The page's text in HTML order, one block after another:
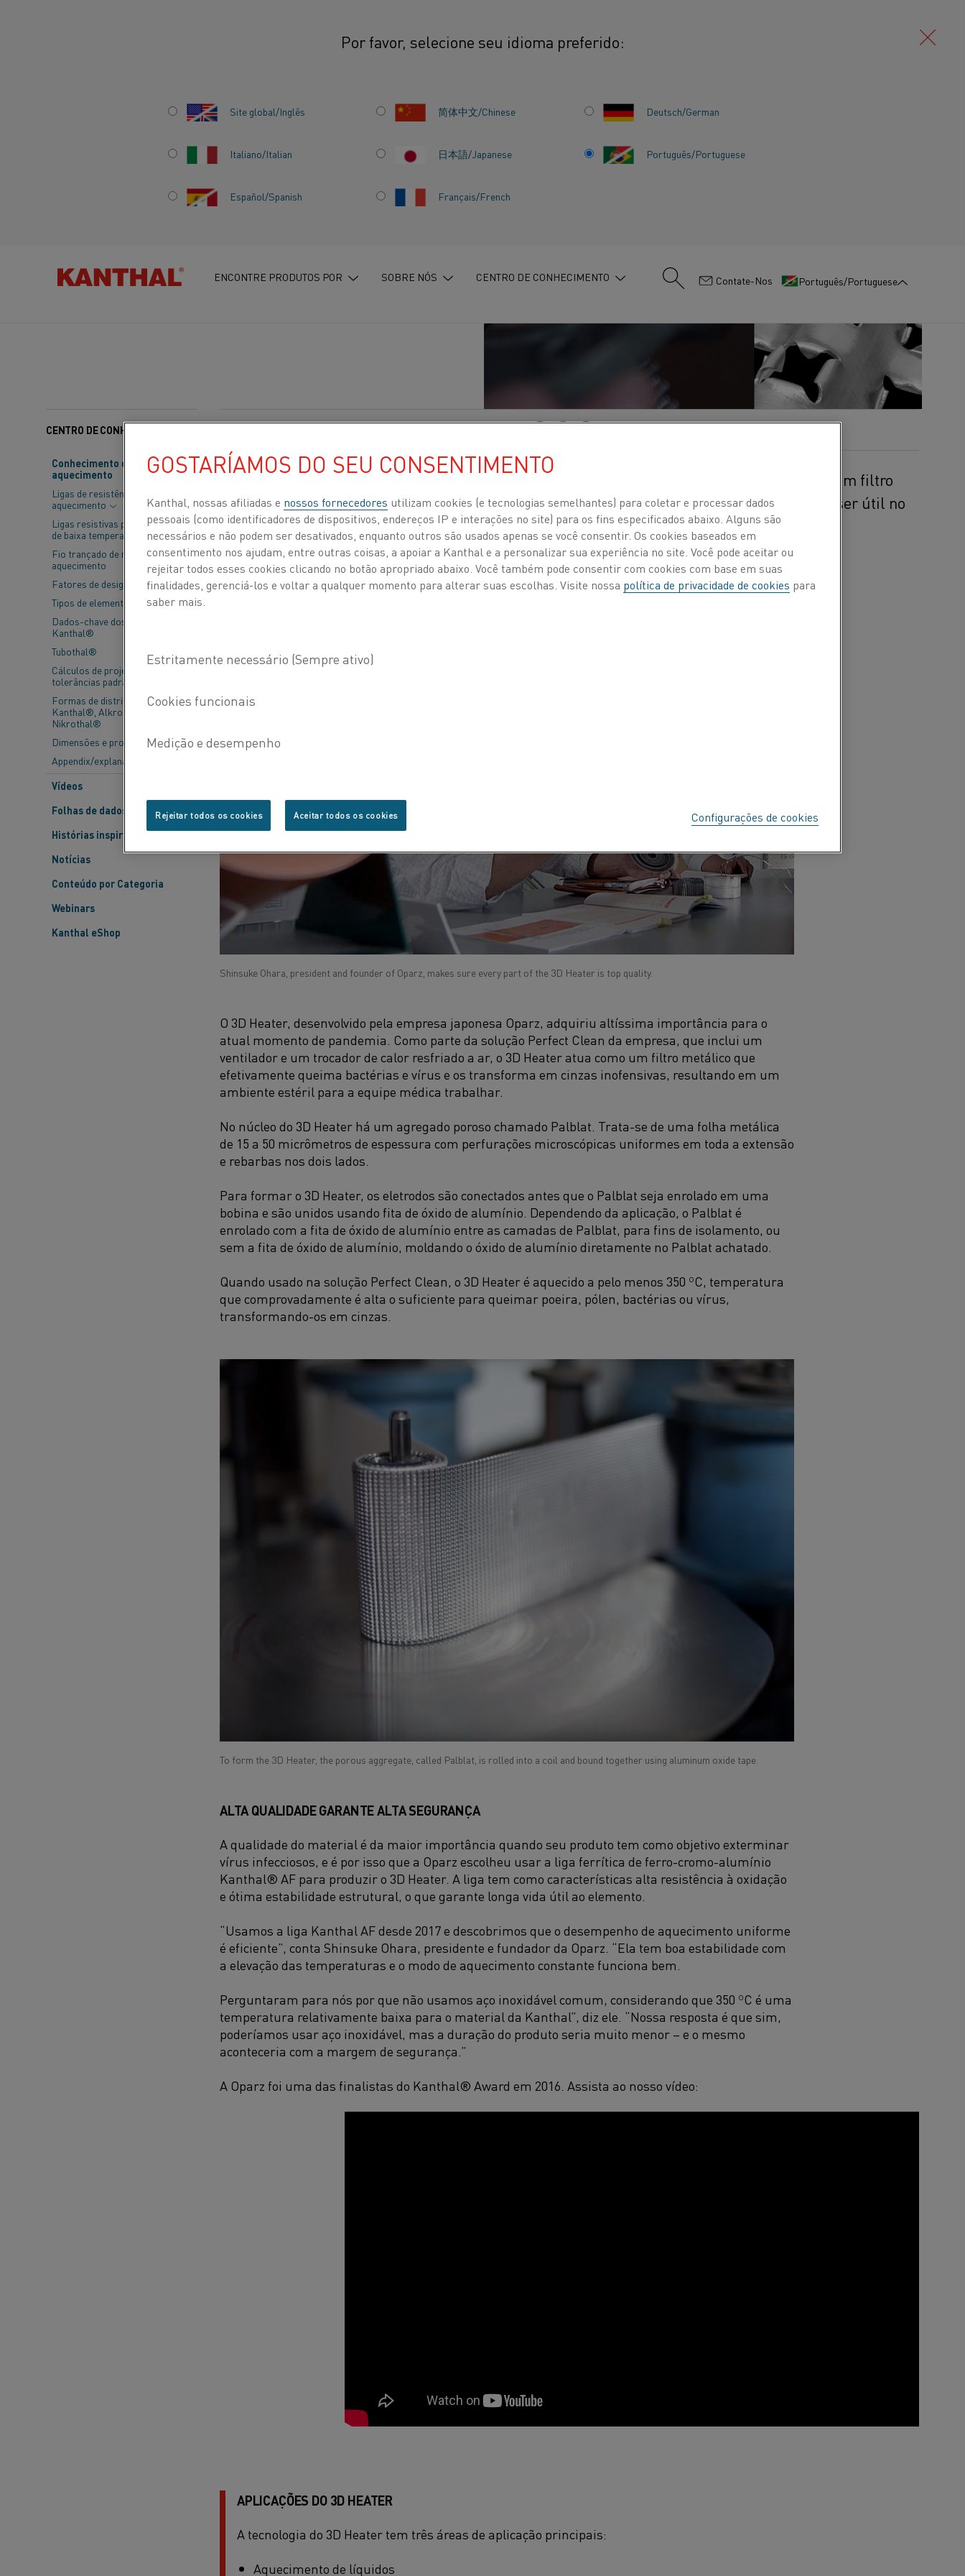
Por favor, selecione seu idioma preferido:
Site global/Inglês 简体中文/Chinese Deutsch/German
Italiano/Italian 日本語/Japanese Português/Portuguese
Español/Spanish Français/French
ENCONTRE PRODUTOS POR SOBRE NÓS CENTRO DE CONHECIMENTO : Contate-Nos Português/Portuguese
Histórias inspiradoras Detendo vírus com alta temperatura
ALTA TEMPERATURA
CENTRO DE CONHECIMENTO
Conhecimento de material de
aquecimento
Ligas de resistência de
aquecimento
Ligas resistivas para aplicações
de baixa temperatura
Fio trançado de resistência de
aquecimento
Fatores de design
Tipos de elementos
Dados-chave dos elementos
Kanthal®
Tubothal®
Cálculos de projeto e
tolerâncias padrão
Formas de distribuição -
Kanthal®, Alkrothal® e
Nikrothal®
Dimensões e propriedades
Appendix/explanations
Vídeos
Folhas de dados do material
Histórias inspiradoras
Notícias
Conteúdo por Categoria
Webinars
Kanthal eShop
O uso de materiais confiáveis é vital para a empresa japonesa Oparz produzir o 3D Heater, um filtro
metálico que usa calor para esterilizar o ar nos ambientes hospitalares. A tecnologia pode ser útil no
combate à propagação da COVID-19, a doença causada pelo novo coronavírus.
Shinsuke Ohara, president and founder of Oparz, makes sure every part of the 3D Heater is top quality.
O 3D Heater, desenvolvido pela empresa japonesa Oparz, adquiriu altíssima importância para o
atual momento de pandemia. Como parte da solução Perfect Clean da empresa, que inclui um
ventilador e um trocador de calor resfriado a ar, o 3D Heater atua como um filtro metálico que
efetivamente queima bactérias e vírus e os transforma em cinzas inofensivas, resultando em um
ambiente estéril para a equipe médica trabalhar.
No núcleo do 3D Heater há um agregado poroso chamado Palblat. Trata-se de uma folha metálica
de 15 a 50 micrômetros de espessura com perfurações microscópicas uniformes em toda a extensão
e rebarbas nos dois lados.
Para formar o 3D Heater, os eletrodos são conectados antes que o Palblat seja enrolado em uma
bobina e são unidos usando fita de óxido de alumínio. Dependendo da aplicação, o Palblat é
enrolado com a fita de óxido de alumínio entre as camadas de Palblat, para fins de isolamento, ou
sem a fita de óxido de alumínio, moldando o óxido de alumínio diretamente no Palblat achatado.
Quando usado na solução Perfect Clean, o 3D Heater é aquecido a pelo menos 350 ºC, temperatura
que comprovadamente é alta o suficiente para queimar poeira, pólen, bactérias ou vírus,
transformando-os em cinzas.
To form the 3D Heater, the porous aggregate, called Palblat, is rolled into a coil and bound together using aluminum oxide tape.
ALTA QUALIDADE GARANTE ALTA SEGURANÇA
A qualidade do material é da maior importância quando seu produto tem como objetivo exterminar
vírus infecciosos, e é por isso que a Oparz escolheu usar a liga ferrítica de ferro-cromo-alumínio
Kanthal® AF para produzir o 3D Heater. A liga tem como características alta resistência à oxidação
e ótima estabilidade estrutural, o que garante longa vida útil ao elemento.
“Usamos a liga Kanthal AF desde 2017 e descobrimos que o desempenho de aquecimento uniforme
é eficiente”, conta Shinsuke Ohara, presidente e fundador da Oparz. “Ela tem boa estabilidade com
a elevação das temperaturas e o modo de aquecimento constante funciona bem.
Perguntaram para nós por que não usamos aço inoxidável comum, considerando que 350 ºC é uma
temperatura relativamente baixa para o material da Kanthal”, diz ele. “Nossa resposta é que sim,
poderíamos usar aço inoxidável, mas a duração do produto seria muito menor – e o mesmo
aconteceria com a margem de segurança.”
A Oparz foi uma das finalistas do Kanthal® Award em 2016. Assista ao nosso vídeo:
APLICAÇÕES DO 3D HEATER
A tecnologia do 3D Heater tem três áreas de aplicação principais:
Aquecimento de líquidos
GOSTARÍAMOS DO SEU CONSENTIMENTO
Kanthal, nossas afiliadas e nossos fornecedores utilizam cookies (e tecnologias semelhantes) para coletar e processar dados
pessoais (como identificadores de dispositivos, endereços IP e interações no site) para os fins especificados abaixo. Alguns são
necessários e não podem ser desativados, enquanto outros são usados apenas se você consentir. Os cookies baseados em
consentimento nos ajudam, entre outras coisas, a apoiar a Kanthal e a personalizar sua experiência no site. Você pode aceitar ou
rejeitar todos esses cookies clicando no botão apropriado abaixo. Você também pode consentir com cookies com base em suas
finalidades, gerenciá-los e voltar a qualquer momento para alterar suas escolhas. Visite nossa política de privacidade de cookies para
saber mais.
Configurações de cookies
Rejeitar todos os cookies Aceitar todos os cookies